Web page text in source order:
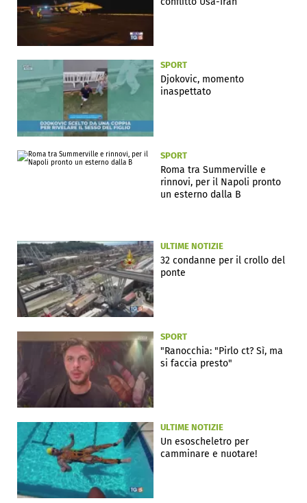
SPORT
Djokovic, momento
inaspettato
SPORT
Roma tra Summerville e
rinnovi, per il Napoli pronto
un esterno dalla B
ULTIME NOTIZIE
32 condanne per il crollo del
ponte
SPORT
"Ranocchia: "Pirlo ct? Sì, ma
si faccia presto"
ULTIME NOTIZIE
Un esoscheletro per
camminare e nuotare!